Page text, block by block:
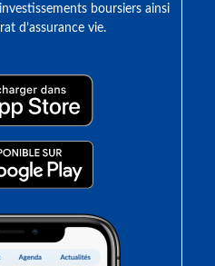
boursiers ainsi
d’assurance vie.